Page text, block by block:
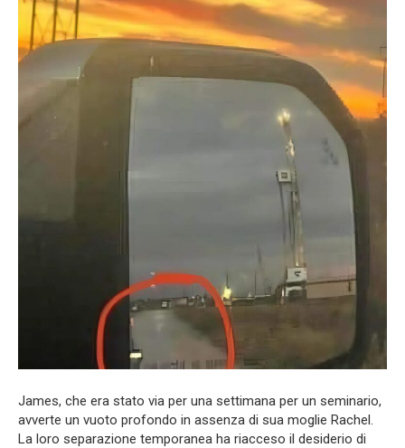
James, che era stato via per una settimana per un seminario,
avverte un vuoto profondo in assenza di sua moglie Rachel.
La loro separazione temporanea ha riacceso il desiderio di